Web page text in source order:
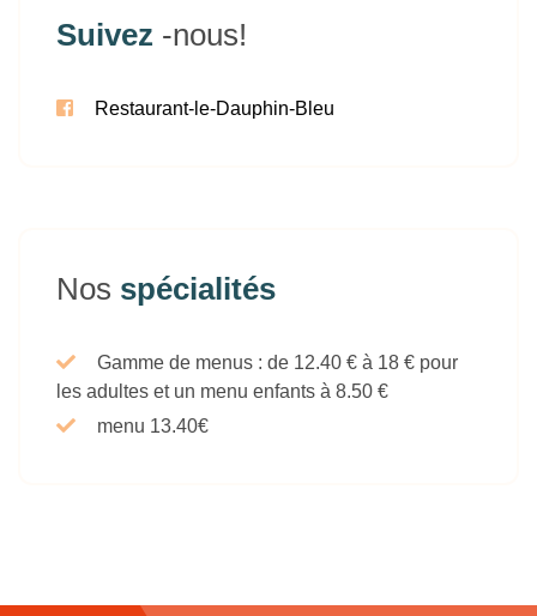
Suivez -nous!
Restaurant-le-Dauphin-Bleu
Nos spécialités
Gamme de menus : de 12.40 € à 18 € pour
les adultes et un menu enfants à 8.50 €
menu 13.40€